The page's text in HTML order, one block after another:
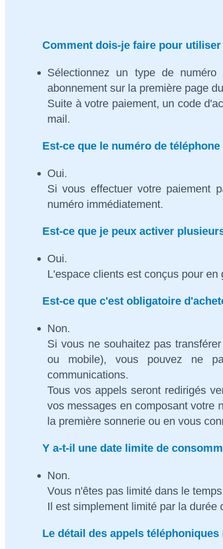
Comment dois-je faire pour
Sélectionnez un type de
abonnement sur la première page
Suite à votre paiement, un code
mail.
Est-ce que le numéro de
Oui.
Si vous effectuer votre paiement
numéro immédiatement.
Est-ce que je peux activer
Oui.
L'espace clients est conçus pour
Est-ce que c'est obligatoire
Non.
Si vous ne souhaitez pas
ou mobile), vous pouvez ne
communications.
Tous vos appels seront redirigés
vos messages en composant votre
la première sonnerie ou en vous
Y a-t-il une date limite de
Non.
Vous n'êtes pas limité dans le
Il est simplement limité par la durée
Le détail des appels